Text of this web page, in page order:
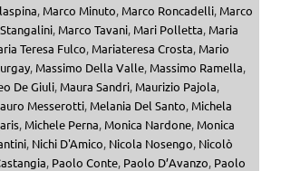
, Marco Minuto, Marco Roncadelli, Marco
, Marco Tavani, Mari Polletta, Maria
Teresa Fulco, Mariateresa Crosta, Mario
, Massimo Della Valle, Massimo Ramella,
De Giuli, Maura Sandri, Maurizio Pajola,
Messerotti, Melania Del Santo, Michela
, Michele Perna, Monica Nardone, Monica
, Nichi D'Amico, Nicola Nosengo, Nicolò
, Paolo Conte, Paolo D’Avanzo, Paolo